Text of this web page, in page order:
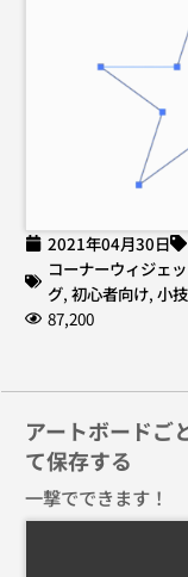
2021年04月30日
コーナーウィジェ
グ, 初心者向け, 小技
87,200
アートボードご
て保存する
一撃でできます！